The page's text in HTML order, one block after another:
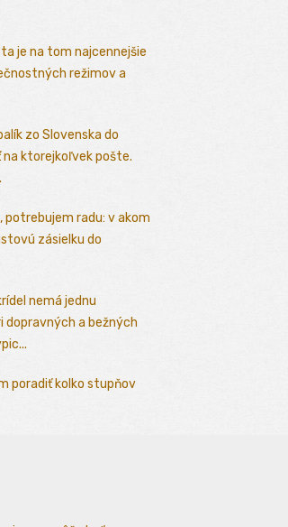
je na tom najcennejšie
režimov a
zo Slovenska do
na ktorejkoľvek pošte.
potrebujem radu: v akom
zásielku do
nemá jednu
dopravných a bežných
poradiť kolko stupňov